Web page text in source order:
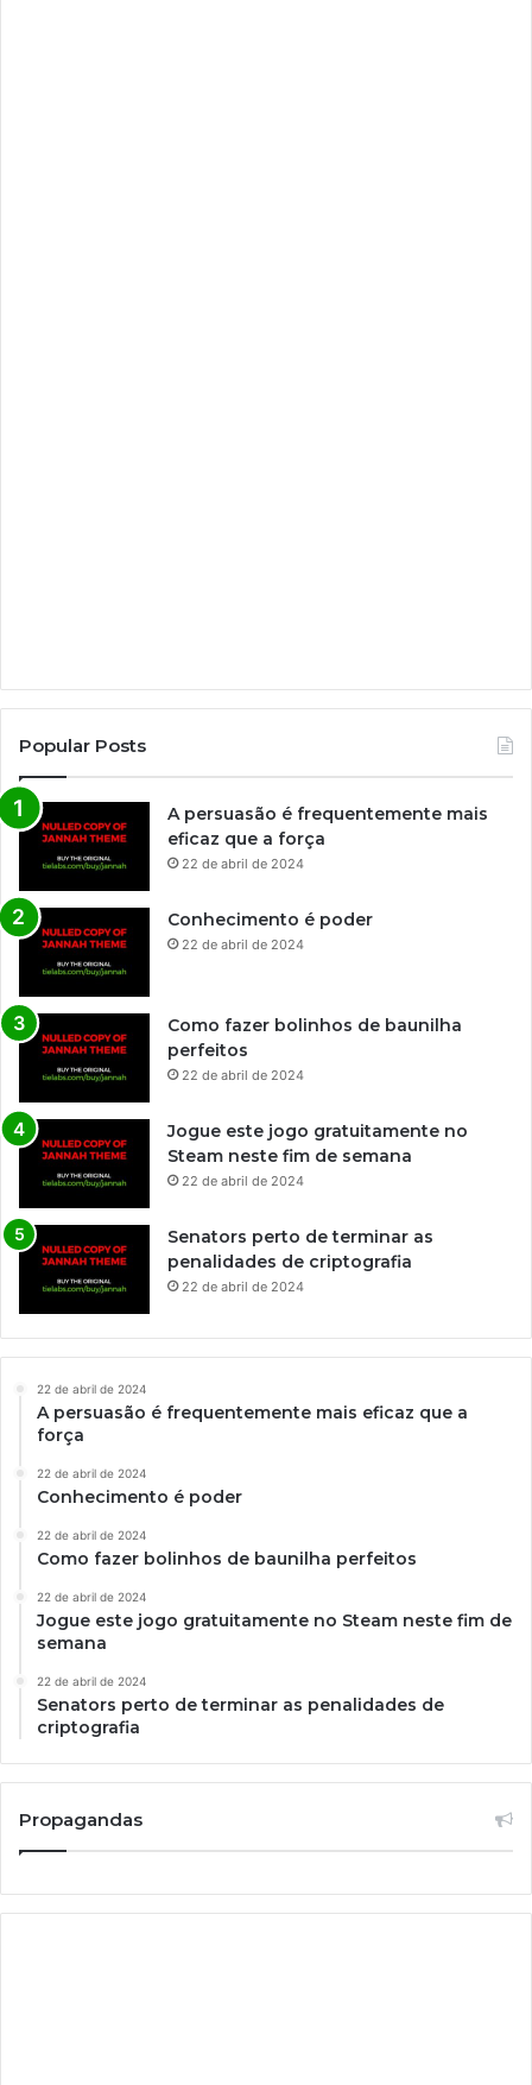
Popular Posts
A persuasão é frequentemente mais
eficaz que a força
22 de abril de 2024
Conhecimento é poder
22 de abril de 2024
Como fazer bolinhos de baunilha
perfeitos
22 de abril de 2024
Jogue este jogo gratuitamente no
Steam neste fim de semana
22 de abril de 2024
Senators perto de terminar as
penalidades de criptografia
22 de abril de 2024
22 de abril de 2024
A persuasão é frequentemente mais eficaz que a
força
22 de abril de 2024
Conhecimento é poder
22 de abril de 2024
Como fazer bolinhos de baunilha perfeitos
22 de abril de 2024
Jogue este jogo gratuitamente no Steam neste fim de
semana
22 de abril de 2024
Senators perto de terminar as penalidades de
criptografia
Propagandas